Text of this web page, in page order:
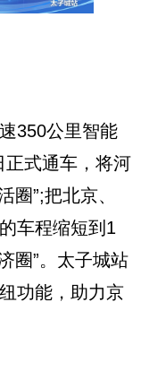
350公里智能
正式通车，将河
圈”;把北京、
车程缩短到1
圈”。太子城站
功能，助力京